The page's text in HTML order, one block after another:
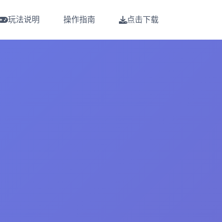
玩法说明 操作指南 点击下载